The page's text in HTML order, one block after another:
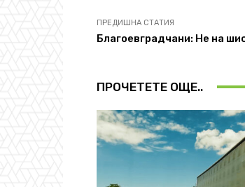
ПРЕДИШНА СТАТИЯ
Благоевградчани: Не на
ПРОЧЕТЕТЕ ОЩЕ..